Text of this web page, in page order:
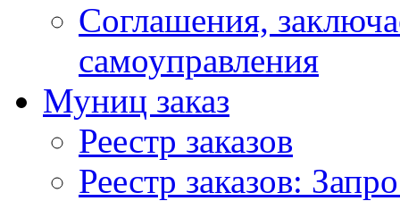
Соглашения,
самоуправления
Муниц заказ
Реестр заказов
Реестр заказов: